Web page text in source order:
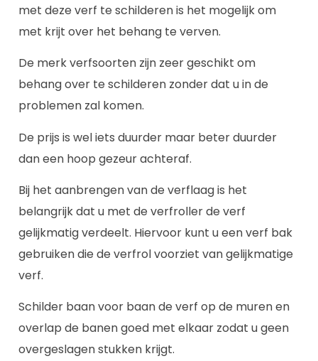
met deze verf te schilderen is het mogelijk om
met krijt over het behang te verven.
De merk verfsoorten zijn zeer geschikt om
behang over te schilderen zonder dat u in de
problemen zal komen.
De prijs is wel iets duurder maar beter duurder
dan een hoop gezeur achteraf.
Bij het aanbrengen van de verflaag is het
belangrijk dat u met de verfroller de verf
gelijkmatig verdeelt. Hiervoor kunt u een verf bak
gebruiken die de verfrol voorziet van gelijkmatige
verf.
Schilder baan voor baan de verf op de muren en
overlap de banen goed met elkaar zodat u geen
overgeslagen stukken krijgt.